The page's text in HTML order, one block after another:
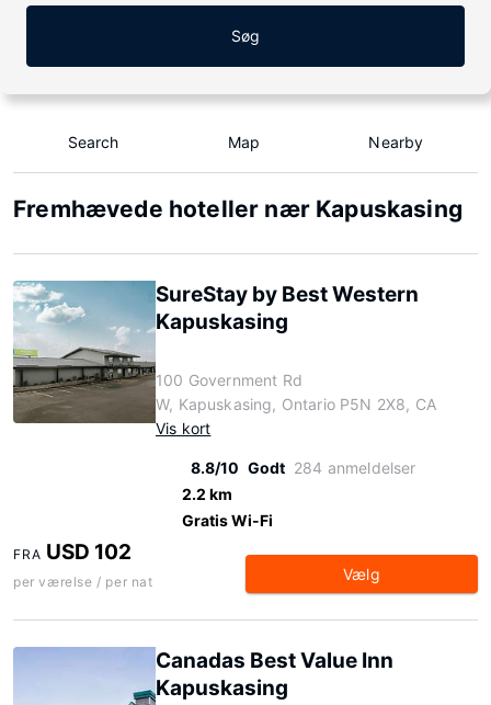
Søg
Search Map Nearby
Fremhævede hoteller nær Kapuskasing
SureStay by Best Western
Kapuskasing
100 Government Rd
W, Kapuskasing, Ontario P5N 2X8, CA
Vis kort
8.8/10 Godt 284 anmeldelser
2.2 km
Gratis Wi-Fi
FRA USD 102
per værelse / per nat Vælg
Canadas Best Value Inn
Kapuskasing